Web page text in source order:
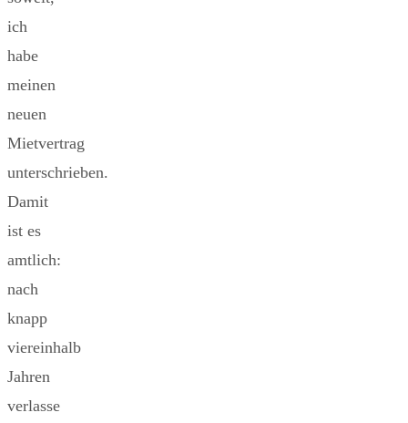
ich
habe
meinen
neuen
Mietvertrag
unterschrieben.
Damit
ist es
amtlich:
nach
knapp
viereinhalb
Jahren
verlasse